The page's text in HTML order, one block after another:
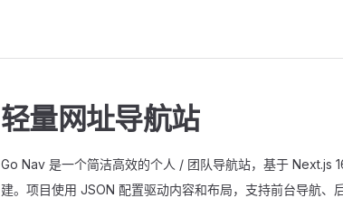
轻量网址导航站
Go Nav 是一个简洁高效的个人 / 团队导航站，基于 Next.js
建。项目使用 JSON 配置驱动内容和布局，支持前台导航、